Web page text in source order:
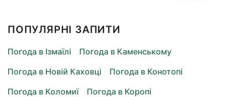
ПОПУЛЯРНІ ЗАПИТИ
Погода в Ізмаїлі
Погода в Каменському
Погода в Новій Каховці
Погода в Конотопі
Погода в Коломиї
Погода в Коропі